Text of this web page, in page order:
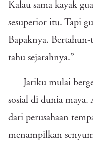
Kalau sama kayak
sesuperior itu. Tapi
Bapaknya.
tahu sejarahnya.”
Jariku mulai
sosial di dunia
dari perusahaan
menampilkan